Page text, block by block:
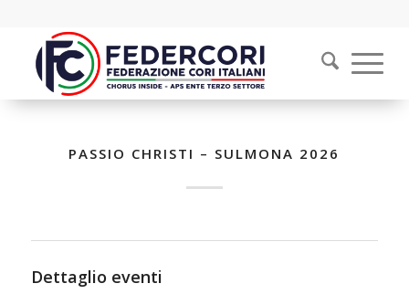
PASSIO CHRISTI – SULMONA 2026
Dettaglio eventi